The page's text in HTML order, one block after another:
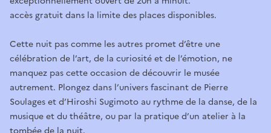
accès gratuit dans la limite des places disponibles.
Cette nuit pas comme les autres promet d’être une
célébration de l’art, de la curiosité et de l’émotion, ne
manquez pas cette occasion de découvrir le musée
autrement. Plongez dans l’univers fascinant de Pierre
Soulages et d’Hiroshi Sugimoto au rythme de la danse, de la
musique et du théâtre, ou par la pratique d’un atelier à la